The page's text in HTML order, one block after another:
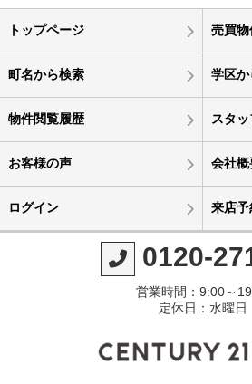
トップページ 売買
町名から検索 学区
物件閲覧履歴 スタ
お客様の声 会社概
ログイン 来店予
0120-
営業時間：9:00～
定休日：水曜日